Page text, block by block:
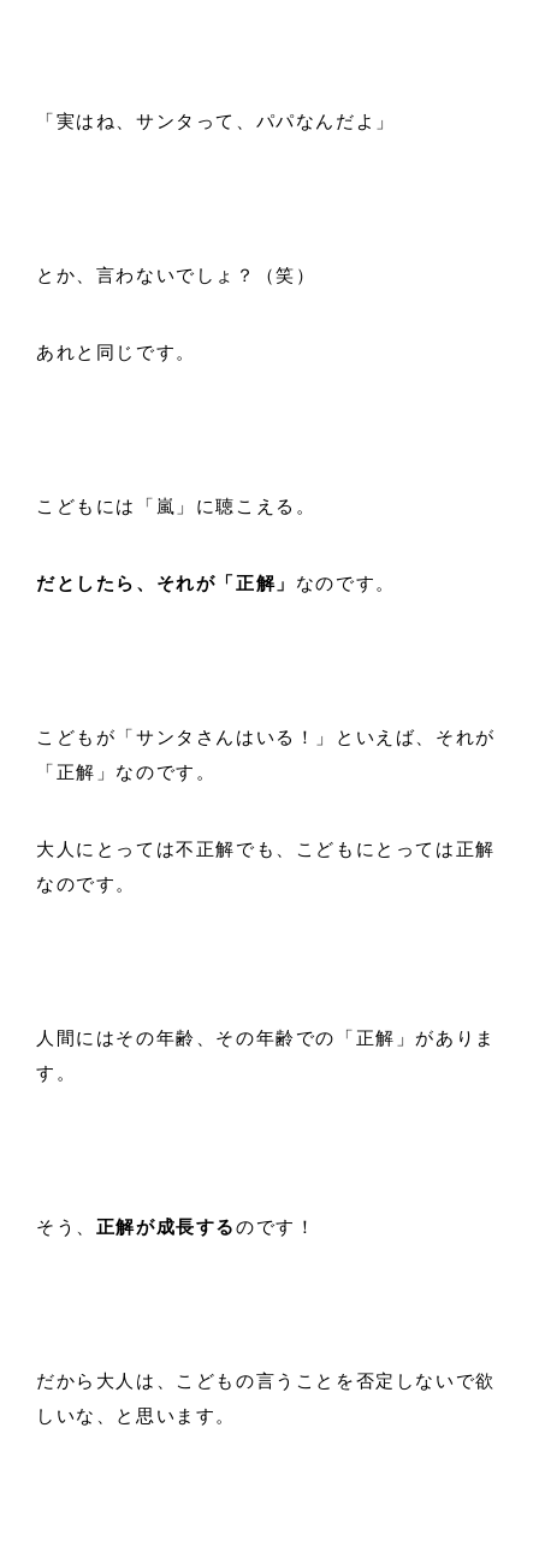
「実はね、サンタって、パパなんだよ」
とか、言わないでしょ？（笑）
あれと同じです。
こどもには「嵐」に聴こえる。
だとしたら、それが「正解」 なのです。
こどもが「サンタさんはいる！」といえば、それが
「正解」なのです。
大人にとっては不正解でも、こどもにとっては正解
なのです。
人間にはその年齢、その年齢での「正解」がありま
す。
そう、 正解が成長するのです！
だから大人は、こどもの言うことを否定しないで欲
しいな、と思います。